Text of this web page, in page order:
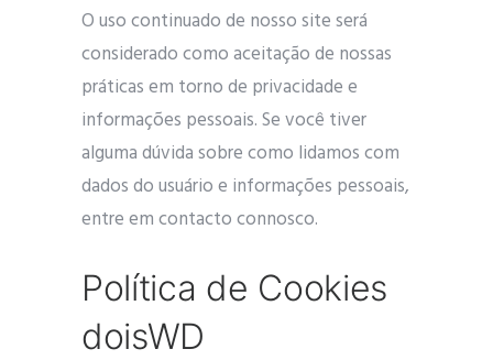
O uso continuado de nosso site será
considerado como aceitação de nossas
práticas em torno de privacidade e
informações pessoais. Se você tiver
alguma dúvida sobre como lidamos com
dados do usuário e informações pessoais,
entre em contacto connosco.
Política de Cookies
doisWD